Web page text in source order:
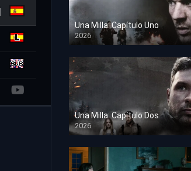
Una Milla: Capítulo Uno
2026
HD 1080p
Una Milla: Capítulo Dos
2026
HD 1080p